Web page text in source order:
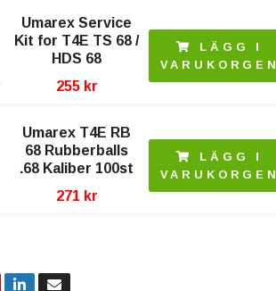
Umarex Service
Kit for T4E TS 68 /
HDS 68
255 kr
LÄGG I
VARUKORGEN
Umarex T4E RB
68 Rubberballs
.68 Kaliber 100st
271 kr
LÄGG I
VARUKORGEN